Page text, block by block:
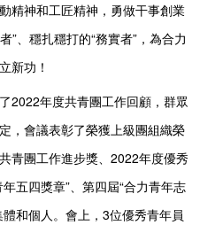
精神和工匠精神，勇做干事創業
”、穩扎穩打的“務實者”，為合力
新功！
年度共青團工作回顧，群眾
，會議表彰了榮獲上級團組織榮
青團工作進步獎、2022年度優秀
五四獎章”、第四屆“合力青年志
和個人。會上，3位優秀青年員